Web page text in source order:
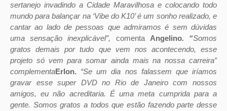
sertanejo invadindo a Cidade Maravilhosa e colocando todo
mundo para balançar na ‘Vibe do K10’ é um sonho realizado, e
cantar ao lado de pessoas que admiramos é sem dúvidas
uma sensação inexplicável”,
comenta Angelino. “Somos
gratos demais por tudo que vem nos acontecendo, esse
projeto só vem para somar ainda mais na nossa carreira”
complementaErlon. “Se um dia nos falassem que iríamos
gravar esse super DVD no Rio de Janeiro com nossos
amigos, eu não acreditaria. É uma meta cumprida para a
gente. Somos gratos a todos que estão fazendo parte desse